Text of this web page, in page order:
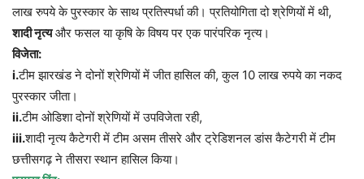
लाख रुपये के पुरस्कार के साथ प्रतिस्पर्धा की। प्रतियोगिता दो श्रेणियों में थी,
शादी नृत्यऔर फसल या कृषि के विषय पर एक पारंपरिक नृत्य।
विजेता:
i.टीम झारखंड ने दोनों श्रेणियों में जीत हासिल की, कुल 10 लाख रुपये का नकद
पुरस्कार जीता।
ii.टीम ओडिशा दोनों श्रेणियों में उपविजेता रही,
iii.शादी नृत्य कैटेगरी में टीम असम तीसरे और ट्रेडिशनल डांस कैटेगरी में टीम
छत्तीसगढ़ ने तीसरा स्थान हासिल किया।